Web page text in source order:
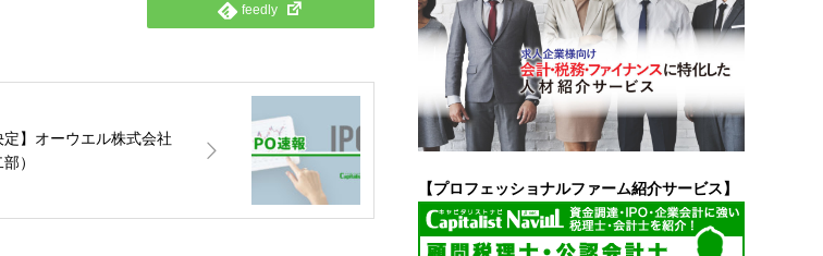
feedly
定】オーウエル株式会社
）
【プロフェッショナルファーム紹介サービス】